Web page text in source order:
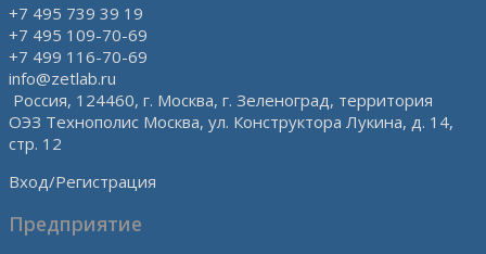
+7 495 739 39 19
+7 495 109-70-69
+7 499 116-70-69
info@zetlab.ru
Россия, 124460, г. Москва, г. Зеленоград, территория
ОЭЗ Технополис Москва, ул. Конструктора Лукина, д. 14,
стр. 12
Вход/Регистрация
Предприятие